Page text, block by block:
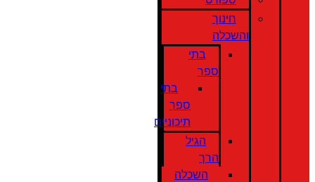
חינוך
והשכלה
בתי
ספר
בתי
ספר
תיכוניים
הגיל
הרך
השכלה